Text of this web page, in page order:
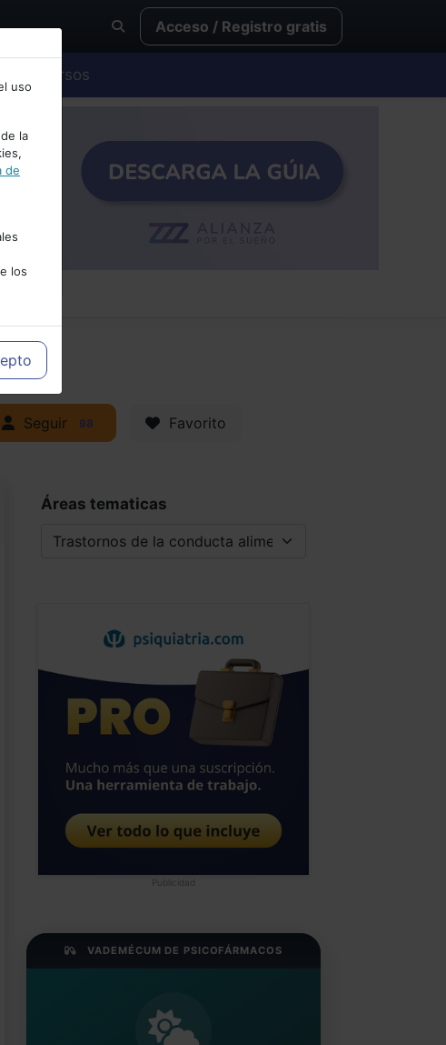
Acceso / Registro gratis
Cursos
uso
la
de
los
Seguir 98 Favorito
Áreas tematicas
Publicidad
VADEMÉCUM DE PSICOFÁRMACOS